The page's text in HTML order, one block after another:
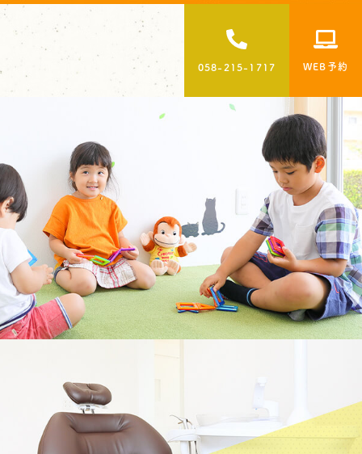
058-215-1717 WEB予約